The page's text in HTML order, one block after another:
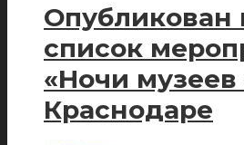
Опубликован
список
«Ночи музеев
Краснодаре